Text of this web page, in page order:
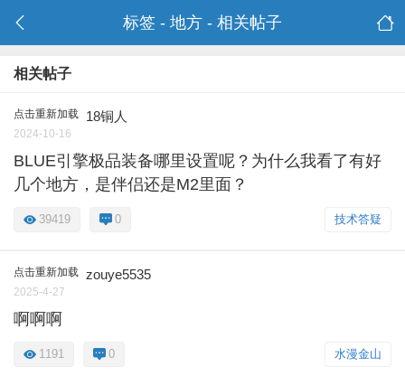
标签 - 地方 - 相关帖子
相关帖子
点击重新加载 18铜人
2024-10-16
BLUE引擎极品装备哪里设置呢？为什么我看了有好
几个地方，是伴侣还是M2里面？
技术答疑
39419 0
点击重新加载 zouye5535
2025-4-27
啊啊啊
水漫金山
1191 0